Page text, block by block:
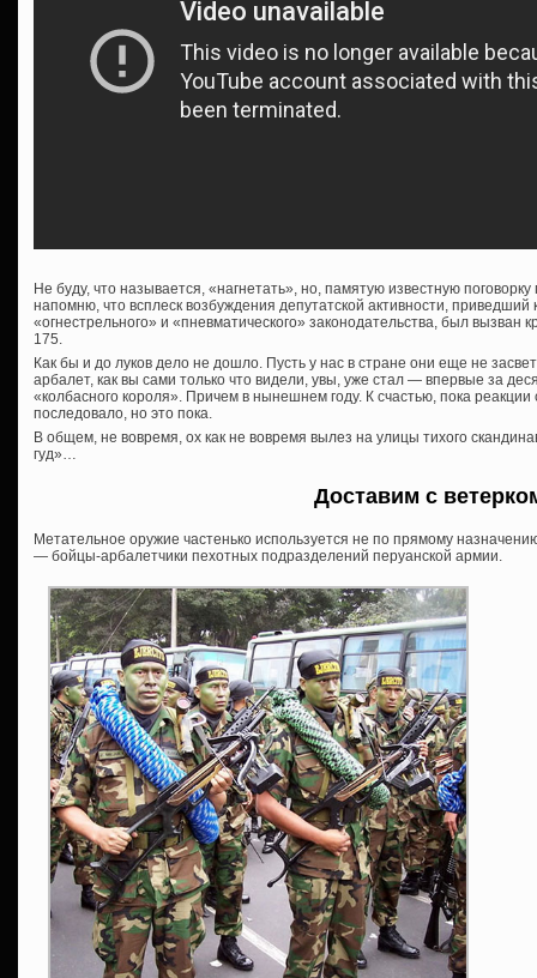
Не буду, что называется, «нагнетать», но, памятую известную
напомню, что всплеск возбуждения депутатской активности, приведший
«огнестрельного» и «пневматического» законодательства, был
175.
Как бы и до луков дело не дошло. Пусть у нас в стране они еще не
арбалет, как вы сами только что видели, увы, уже стал — впервые за
«колбасного короля». Причем в нынешнем году. К счастью, пока
последовало, но это пока.
В общем, не вовремя, ох как не вовремя вылез на улицы тихого
гуд»…
Доставим с
Метательное оружие частенько используется не по прямому
— бойцы-арбалетчики пехотных подразделений перуанской армии.